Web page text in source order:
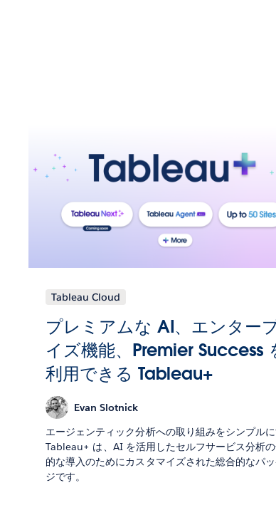
Tableau Cloud
プレミアムな AI、エンター
イズ機能、Premier Success
利用できる Tableau+
Evan Slotnick
エージェンティック分析への取り組みをシンプル
Tableau+ は、AI を活用したセルフサービス分析
的な導入のためにカスタマイズされた総合的なパ
ジです。